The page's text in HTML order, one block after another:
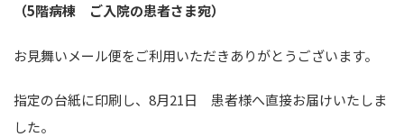
（5階病棟 ご入院の患者さま宛）
お見舞いメール便をご利用いただきありがとうございます。
指定の台紙に印刷し、8月21日 患者様へ直接お届けいたしま
した。